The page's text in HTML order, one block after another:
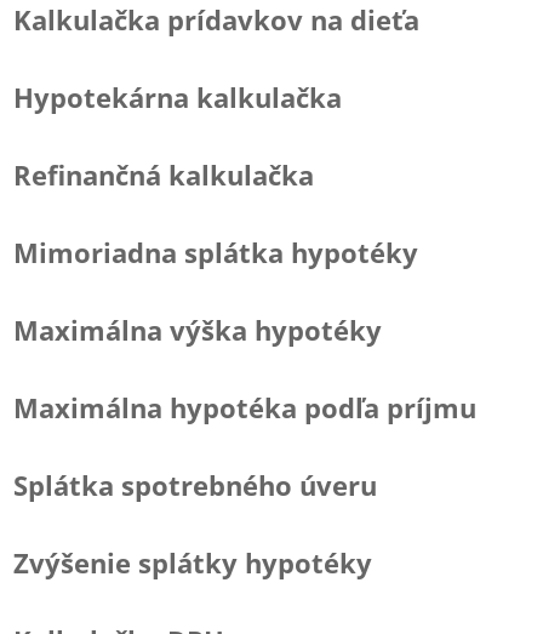
Kalkulačka prídavkov na dieťa
Hypotekárna kalkulačka
Refinančná kalkulačka
Mimoriadna splátka hypotéky
Maximálna výška hypotéky
Maximálna hypotéka podľa príjmu
Splátka spotrebného úveru
Zvýšenie splátky hypotéky